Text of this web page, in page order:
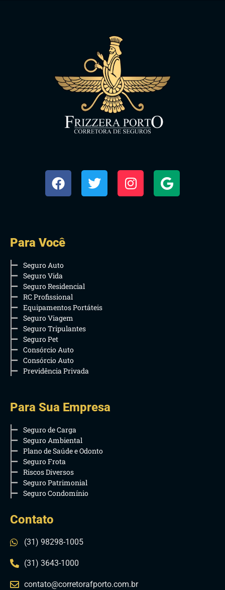
Para Você
Seguro Auto
Seguro Vida
Seguro Residencial
RC Profissional
Equipamentos Portáteis
Seguro Viagem
Seguro Tripulantes
Seguro Pet
Consórcio Auto
Consórcio Auto
Previdência Privada
Para Sua Empresa
Seguro de Carga
Seguro Ambiental
Plano de Saúde e Odonto
Seguro Frota
Riscos Diversos
Seguro Patrimonial
Seguro Condomínio
Contato
(31) 98298-1005
(31) 3643-1000
contato@corretorafporto.com.br